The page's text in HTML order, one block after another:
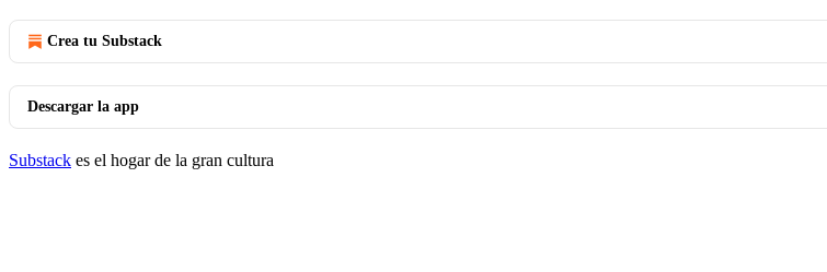
Crea tu Substack
Descargar la app
Substack es el hogar de la gran cultura